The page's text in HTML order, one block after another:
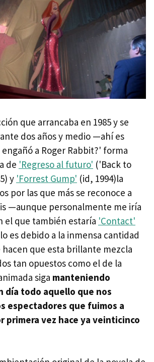
que arrancaba en 1985 y se
dos años y medio —ahí es
a Roger Rabbit?' forma
de 'Regreso al futuro' ('Back to
y 'Forrest Gump' (id, 1994)la
por las que más se reconoce a
—aunque personalmente me iría
el que también estaría 'Contact'
es debido a la inmensa cantidad
que esta brillante mezcla
tan opuestos como el de la
siga manteniendo
día todo aquello que nos
espectadores que fuimos a
primera vez hace ya veinticinco